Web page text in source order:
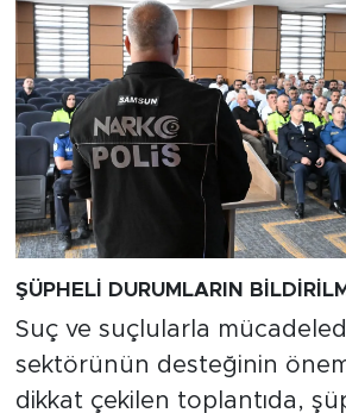
ŞÜPHELİ DURUMLARIN
Suç ve suçlularla
sektörünün desteğinin
dikkat çekilen toplantıda,